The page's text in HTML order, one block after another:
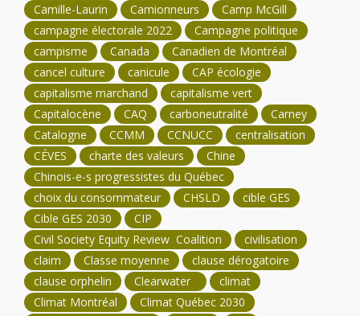
Camille-Laurin
Camionneurs
Camp McGill
campagne électorale 2022
Campagne politique
campisme
Canada
Canadien de Montréal
cancel culture
canicule
CAP écologie
capitalisme marchand
capitalisme vert
Capitalocène
CAQ carboneutralité
Carney
Catalogne
CCMM CCNUCC
centralisation
CÉVES
charte des valeurs
Chine
Chinois-e-s progressistes du Québec
choix du consommateur
CHSLD
cible GES
Cible GES 2030
CIP
Civil Society Equity Review Coalition
civilisation
claim
Classe moyenne
clause dérogatoire
clause orphelin
Clearwater
climat
Climat Montréal
Climat Québec 2030